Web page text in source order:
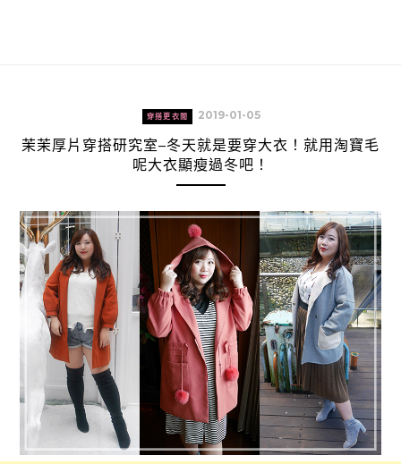
穿搭更衣間 2019-01-05
茉茉厚片穿搭研究室–冬天就是要穿大衣！就用淘寶毛
呢大衣顯瘦過冬吧！